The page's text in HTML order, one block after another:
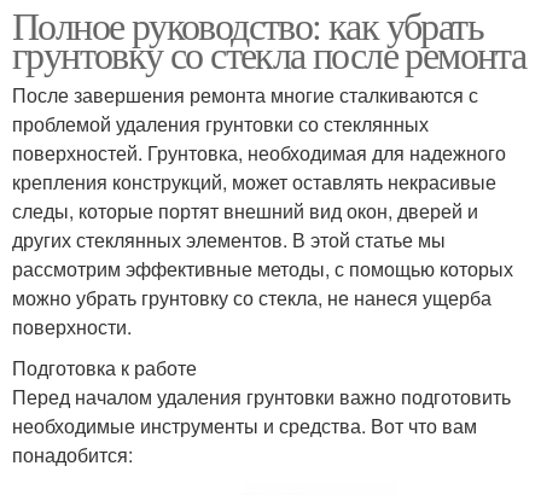
Полное руководство: как убрать
грунтовку со стекла после ремонта
После завершения ремонта многие сталкиваются с
проблемой удаления грунтовки со стеклянных
поверхностей. Грунтовка, необходимая для надежного
крепления конструкций, может оставлять некрасивые
следы, которые портят внешний вид окон, дверей и
других стеклянных элементов. В этой статье мы
рассмотрим эффективные методы, с помощью которых
можно убрать грунтовку со стекла, не нанеся ущерба
поверхности.
Подготовка к работе
Перед началом удаления грунтовки важно подготовить
необходимые инструменты и средства. Вот что вам
понадобится: